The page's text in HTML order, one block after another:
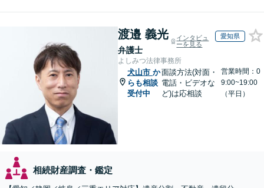
渡邉 義光
弁護士
インタビュ
ーを見る
愛知県
よしみつ法律事務所
犬山市 か
らも相談
受付中
面談方法(対面・
電話・ビデオな
ど)は応相談
営業時間：0
9:00~19:00
（平日）
相続財産調査・鑑定